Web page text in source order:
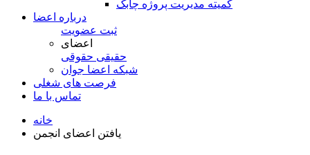
کمیته مدیریت پروژه چابک
درباره اعضا
ثبت عضویت
اعضای
حقیقی حقوقی
شبكه اعضا جوان
فرصت های شغلی
تماس با ما
خانه
یافتن اعضای انجمن